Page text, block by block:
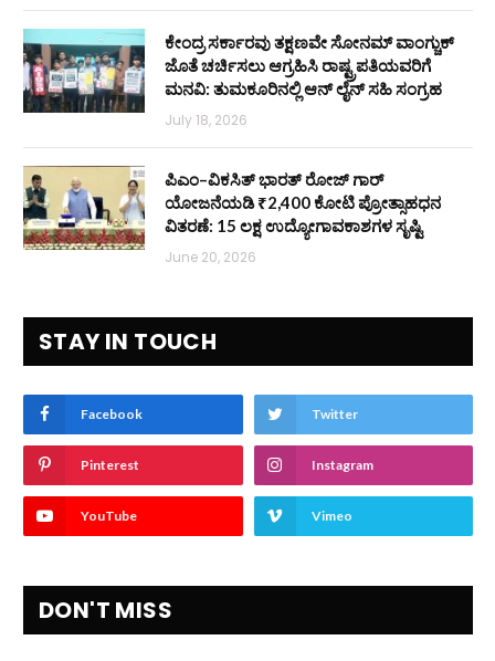
ಕೇಂದ್ರ ಸರ್ಕಾರವು ತಕ್ಷಣವೇ ಸೋನಮ್ ವಾಂಗ್ಚುಕ್
ಜೊತೆ ಚರ್ಚಿಸಲು ಆಗ್ರಹಿಸಿ ರಾಷ್ಟ್ರಪತಿಯವರಿಗೆ
ಮನವಿ: ತುಮಕೂರಿನಲ್ಲಿ ಆನ್‌ ಲೈನ್ ಸಹಿ ಸಂಗ್ರಹ
July 18, 2026
ಪಿಎಂ–ವಿಕಸಿತ್ ಭಾರತ್ ರೋಜ್‌ ಗಾರ್
ಯೋಜನೆಯಡಿ ₹2,400 ಕೋಟಿ ಪ್ರೋತ್ಸಾಹಧನ
ವಿತರಣೆ: 15 ಲಕ್ಷ ಉದ್ಯೋಗಾವಕಾಶಗಳ ಸೃಷ್ಟಿ
June 20, 2026
STAY IN TOUCH
Facebook Twitter
Pinterest Instagram
YouTube Vimeo
DON'T MISS